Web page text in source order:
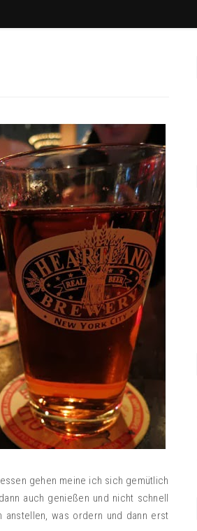
gehen meine ich sich gemütlich
auch genießen und nicht schnell
was ordern und dann erst